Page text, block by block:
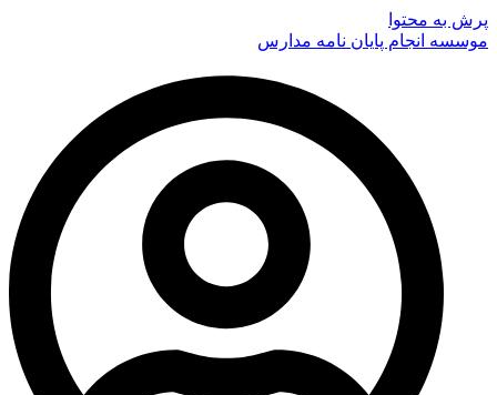
پرش به محتوا
موسسه انجام پایان نامه مدارس